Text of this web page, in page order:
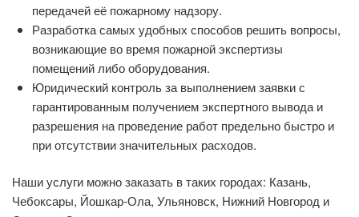
передачей её пожарному надзору.
Разработка самых удобных способов решить вопросы,
возникающие во время пожарной экспертизы
помещений либо оборудования.
Юридический контроль за выполнением заявки с
гарантированным получением экспертного вывода и
разрешения на проведение работ предельно быстро и
при отсутствии значительных расходов.
Наши услуги можно заказать в таких городах: Казань,
Чебоксары, Йошкар-Ола, Ульяновск, Нижний Новгород и